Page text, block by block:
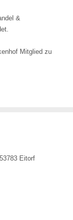
&
Mitglied zu
Eitorf